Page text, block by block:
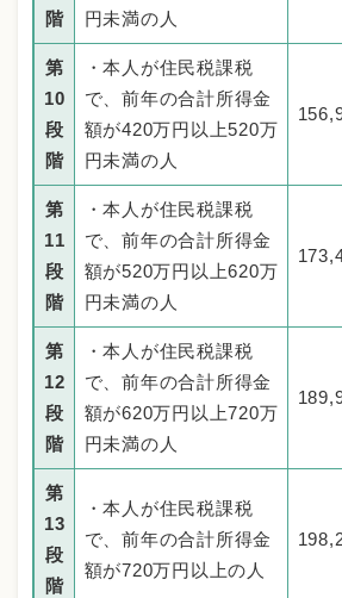
階
円未満の人
第
10
段
階
・本人が住民税課税
で、前年の合計所得金
額が420万円以上520万
円未満の人
第
11
段
階
・本人が住民税課税
で、前年の合計所得金
額が520万円以上620万
円未満の人
第
12
段
階
・本人が住民税課税
で、前年の合計所得金
額が620万円以上720万
円未満の人
第
13
段
階
・本人が住民税課税
で、前年の合計所得金
額が720万円以上の人